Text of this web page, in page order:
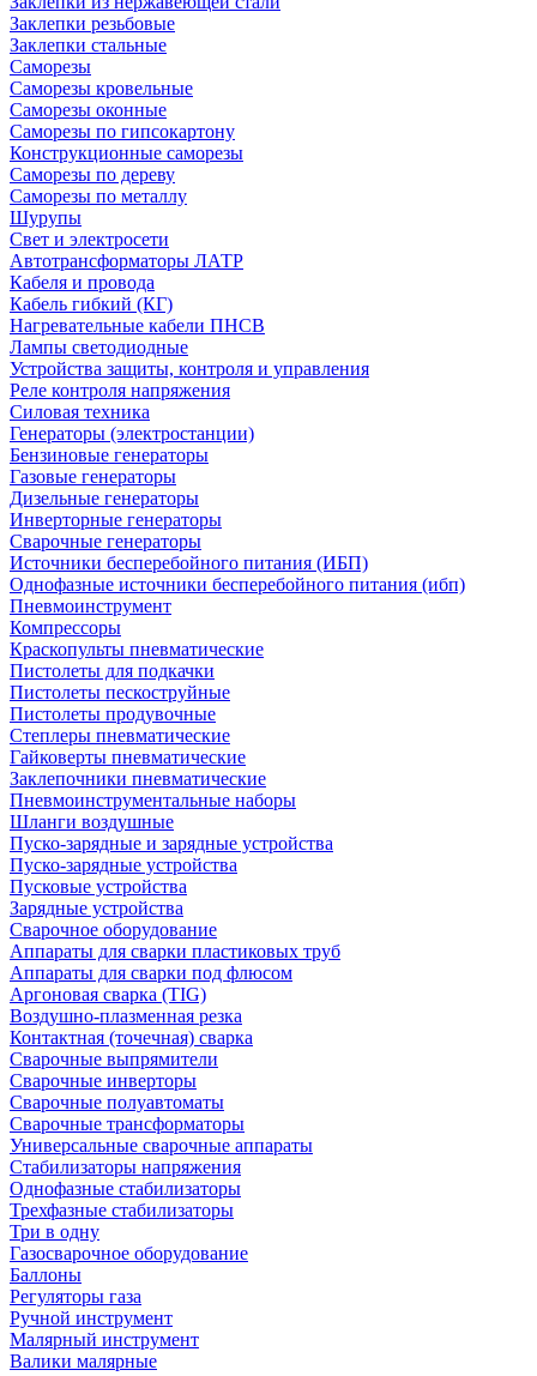
Заклепки резьбовые
Заклепки стальные
Саморезы
Саморезы кровельные
Саморезы оконные
Саморезы по гипсокартону
Конструкционные саморезы
Саморезы по дереву
Саморезы по металлу
Шурупы
Свет и электросети
Автотрансформаторы ЛАТР
Кабеля и провода
Кабель гибкий (КГ)
Нагревательные кабели ПНСВ
Лампы светодиодные
Устройства защиты, контроля и управления
Реле контроля напряжения
Силовая техника
Генераторы (электростанции)
Бензиновые генераторы
Газовые генераторы
Дизельные генераторы
Инверторные генераторы
Сварочные генераторы
Источники бесперебойного питания (ИБП)
Однофазные источники бесперебойного питания (ибп)
Пневмоинструмент
Компрессоры
Краскопульты пневматические
Пистолеты для подкачки
Пистолеты пескоструйные
Пистолеты продувочные
Степлеры пневматические
Гайковерты пневматические
Заклепочники пневматические
Пневмоинструментальные наборы
Шланги воздушные
Пуско-зарядные и зарядные устройства
Пуско-зарядные устройства
Пусковые устройства
Зарядные устройства
Сварочное оборудование
Аппараты для сварки пластиковых труб
Аппараты для сварки под флюсом
Аргоновая сварка (TIG)
Воздушно-плазменная резка
Контактная (точечная) сварка
Сварочные выпрямители
Сварочные инверторы
Сварочные полуавтоматы
Сварочные трансформаторы
Универсальные сварочные аппараты
Стабилизаторы напряжения
Однофазные стабилизаторы
Трехфазные стабилизаторы
Три в одну
Газосварочное оборудование
Баллоны
Регуляторы газа
Ручной инструмент
Малярный инструмент
Валики малярные